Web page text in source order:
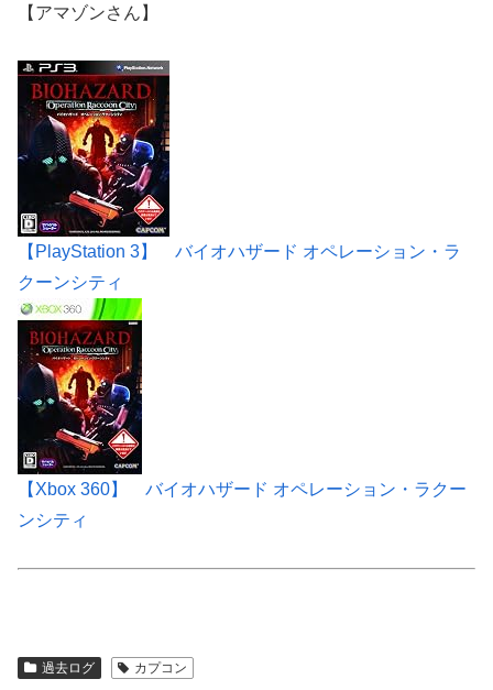
【アマゾンさん】
【PlayStation 3】 バイオハザード オペレーション・ラ
クーンシティ
【Xbox 360】 バイオハザード オペレーション・ラクー
ンシティ
過去ログ カプコン